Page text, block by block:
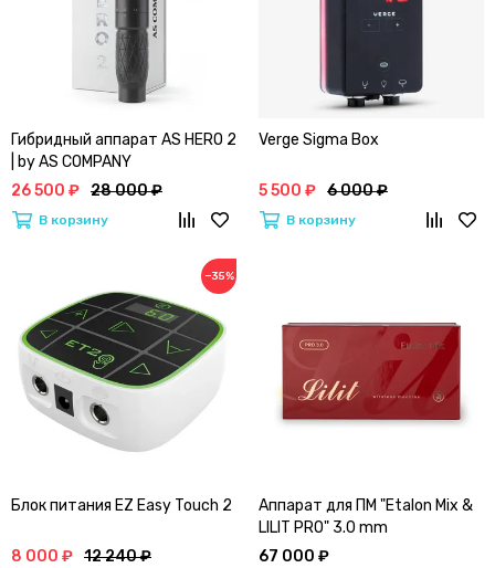
Гибридный аппарат AS HERO 2
| by AS COMPANY
26 500 ₽ 28 000 ₽
В корзину
Verge Sigma Box
5 500 ₽ 6 000 ₽
В корзину
−35%
Блок питания EZ Easy Touch 2
8 000 ₽ 12 240 ₽
Аппарат для ПМ "Etalon Mix &
LILIT PRO" 3.0 mm
67 000 ₽